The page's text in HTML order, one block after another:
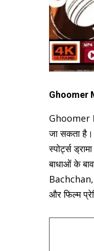
Ghoomer
Ghoomer
जा सकता
स्पोर्ट्स
बाधाओं के
और फिल्म